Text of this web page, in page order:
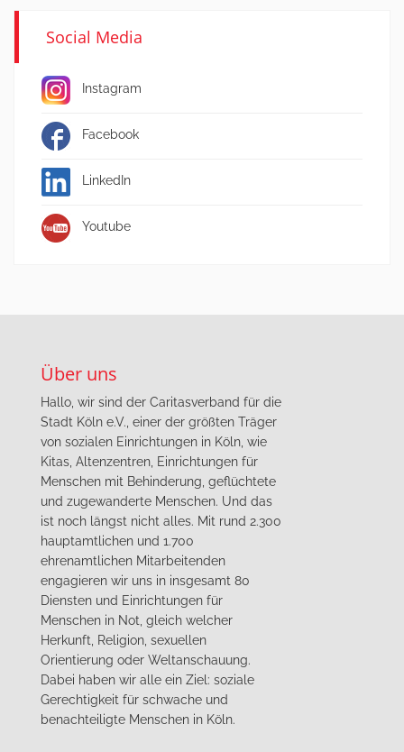
Social Media
Instagram
Facebook
LinkedIn
Youtube
Über uns
Hallo, wir sind der Caritasverband für die
Stadt Köln e.V., einer der größten Träger
von sozialen Einrichtungen in Köln, wie
Kitas, Altenzentren, Einrichtungen für
Menschen mit Behinderung, geflüchtete
und zugewanderte Menschen. Und das
ist noch längst nicht alles. Mit rund 2.300
hauptamtlichen und 1.700
ehrenamtlichen Mitarbeitenden
engagieren wir uns in insgesamt 80
Diensten und Einrichtungen für
Menschen in Not, gleich welcher
Herkunft, Religion, sexuellen
Orientierung oder Weltanschauung.
Dabei haben wir alle ein Ziel: soziale
Gerechtigkeit für schwache und
benachteiligte Menschen in Köln.